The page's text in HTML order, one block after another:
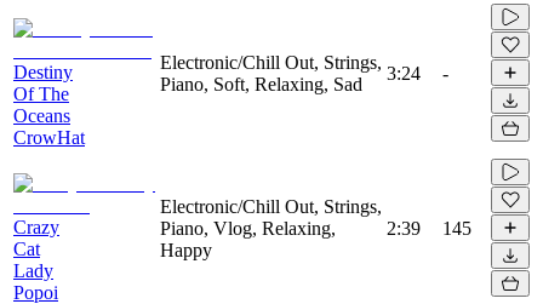
Destiny
Of The
Oceans
CrowHat
Electronic/Chill Out, Strings,
Piano, Soft, Relaxing, Sad
3:24 -
Crazy
Cat
Lady
Popoi
Electronic/Chill Out, Strings,
Piano, Vlog, Relaxing,
Happy
2:39 145